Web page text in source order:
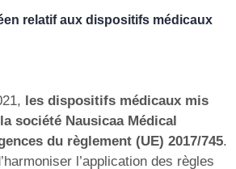
relatif aux dispositifs médicaux
les dispositifs médicaux mis
société Nausicaa Médical
du règlement (UE) 2017/745.
l’application des règles